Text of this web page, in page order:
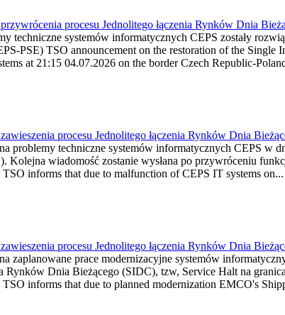
procesu Jednolitego łączenia Rynków Dnia
techniczne systemów informatycznych CEPS zostały
PSE) TSO announcement on the restoration of the
at 21:15 04.07.2026 on the border Czech Republic-
procesu Jednolitego łączenia Rynków Dnia
problemy techniczne systemów informatycznych CEPS w
Kolejna wiadomość zostanie wysłana po przywróceniu
informs that due to malfunction of CEPS IT systems on...
procesu Jednolitego łączenia Rynków Dnia
zaplanowane prace modernizacyjne systemów
Rynków Dnia Bieżącego (SIDC), tzw, Service Halt na
informs that due to planned modernization EMCO's